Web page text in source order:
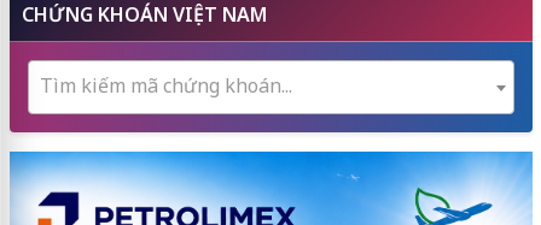
CHỨNG KHOÁN VIỆT NAM
Tìm kiếm mã chứng khoán...